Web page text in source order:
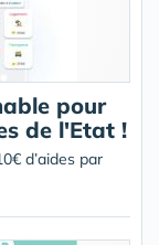
pour
de l'Etat !
d’aides par